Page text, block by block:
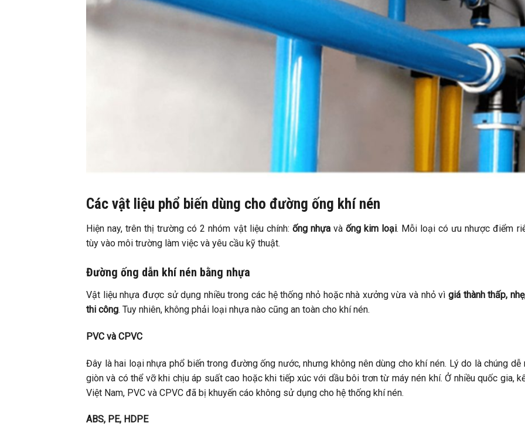
Các vật liệu phổ biến dùng cho đường ống khí nén
Hiện nay, trên thị trường có 2 nhóm vật liệu chính: ống nhựavà ống kim loại. Mỗi loại có ưu nhược điểm
tùy vào môi trường làm việc và yêu cầu kỹ thuật.
Đường ống dẫn khí nén bằng nhựa
Vật liệu nhựa được sử dụng nhiều trong các hệ thống nhỏ hoặc nhà xưởng vừa và nhỏ vì giá thành thấp,
thi công. Tuy nhiên, không phải loại nhựa nào cũng an toàn cho khí nén.
PVC và CPVC
Đây là hai loại nhựa phổ biến trong đường ống nước, nhưng không nên dùng cho khí nén. Lý do là chúng dễ
giòn và có thể vỡ khi chịu áp suất cao hoặc khi tiếp xúc với dầu bôi trơn từ máy nén khí. Ở nhiều quốc gia,
Việt Nam, PVC và CPVC đã bị khuyến cáo không sử dụng cho hệ thống khí nén.
ABS, PE, HDPE